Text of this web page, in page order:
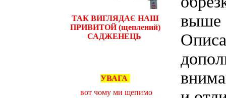
ТАК ВИГЛЯДАЄ НАШ
ПРИВИТОЙ (щеплений)
САДЖЕНЕЦЬ
УВАГА
вот чому ми щепимо
выше